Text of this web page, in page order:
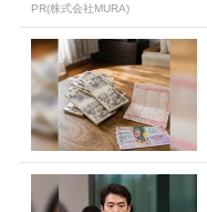
PR(株式会社MURA)